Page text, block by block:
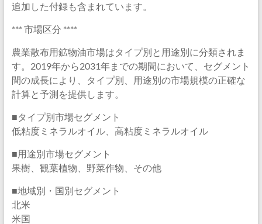
追加した付録も含まれています。
*** 市場区分 ****
農業散布用鉱物油市場はタイプ別と用途別に分類されま
す。2019年から2031年までの期間において、セグメント
間の成長により、タイプ別、用途別の市場規模の正確な
計算と予測を提供します。
■タイプ別市場セグメント
低粘度ミネラルオイル、高粘度ミネラルオイル
■用途別市場セグメント
果樹、観葉植物、野菜作物、その他
■地域別・国別セグメント
北米
米国